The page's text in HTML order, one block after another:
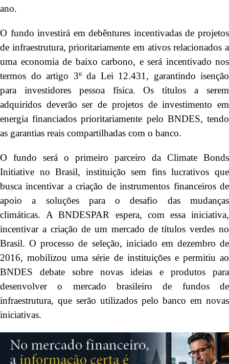
ano.
O fundo investirá em debêntures incentivadas de projetos
de infraestrutura, prioritariamente em ativos relacionados a
uma economia de baixo carbono, e será incentivado nos
termos do artigo 3º da Lei 12.431, garantindo isenção
para investidores pessoa física. Os títulos a serem
adquiridos deverão ser de projetos de investimento em
energia financiados prioritariamente pelo BNDES, tendo
as garantias reais compartilhadas com o banco.
O fundo será o primeiro parceiro da Climate Bonds
Initiative no Brasil, instituição sem fins lucrativos que
busca incentivar a criação de instrumentos financeiros de
apoio a soluções para o desafio das mudanças
climáticas. A BNDESPAR espera, com essa iniciativa,
incentivar a criação de um mercado de títulos verdes no
Brasil. O processo de seleção, iniciado em dezembro de
2016, mobilizou uma série de instituições e permitiu ao
BNDES debate sobre novas ideias e produtos para
desenvolver o mercado brasileiro de fundos de
infraestrutura, que serão utilizados pelo banco em novas
iniciativas.